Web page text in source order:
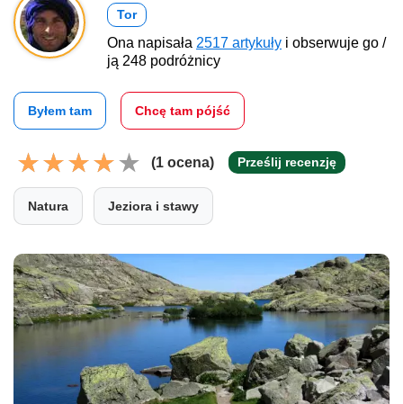
Tor
Ona napisała 2517 artykuły i obserwuje go /
ją 248 podróżnicy
Byłem tam Chcę tam pójść
(1 ocena) Prześlij recenzję
Natura Jeziora i stawy